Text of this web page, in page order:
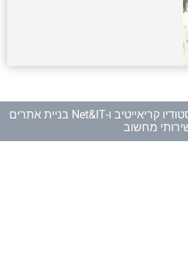
קריאייטיב ו-
Net&IT בניית אתרים
מחשוב